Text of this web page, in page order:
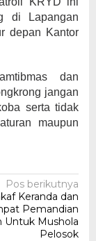
di Lapangan
depan Kantor
dan
jangan
serta tidak
maupun
Pos berikutnya
Keranda dan
Pemandian
Untuk Mushola
Pelosok